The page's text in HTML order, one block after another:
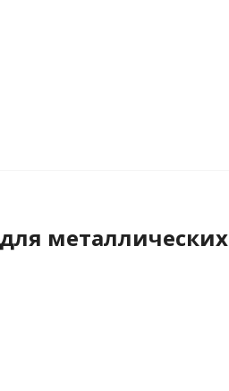
металлических